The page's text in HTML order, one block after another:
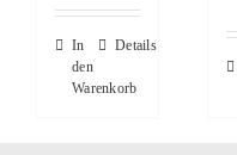
In
den
Warenkorb
Details